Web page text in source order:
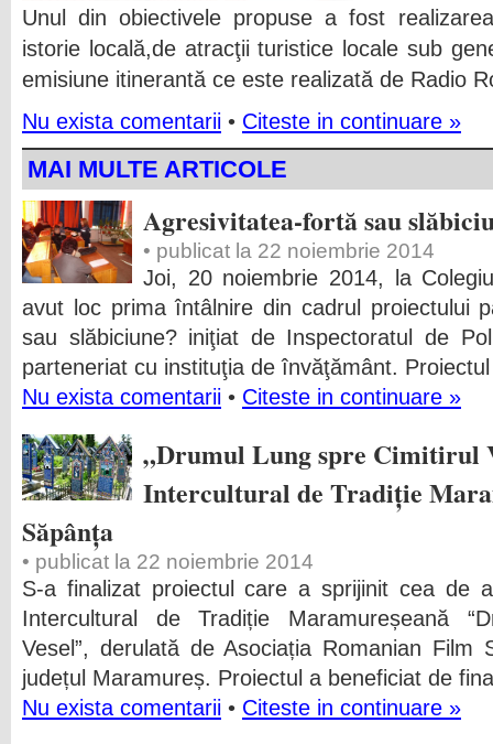
Unul din obiectivele propuse a fost
istorie locală,de atracţii turistice locale sub
emisiune itinerantă ce este realizată de Radio
Nu exista comentarii • Citeste in continuare »
MAI MULTE ARTICOLE
Agresivitatea-fortă sau
• publicat la 22 noiembrie 2014
Joi, 20 noiembrie 2014, la
avut loc prima întâlnire din cadrul proiectului
sau slăbiciune? iniţiat de Inspectoratul de
parteneriat cu instituţia de învăţământ.
Nu exista comentarii • Citeste in continuare »
„Drumul Lung spre Cimitirul
Intercultural de Tradiție
Săpânța
• publicat la 22 noiembrie 2014
S-a finalizat proiectul care a sprijinit cea de
Intercultural de Tradiție Maramureșeană
Vesel”, derulată de Asociația Romanian Film
județul Maramureș. Proiectul a beneficiat de
Nu exista comentarii • Citeste in continuare »